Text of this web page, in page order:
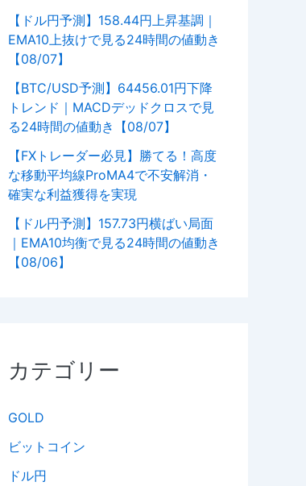
【ドル円予測】158.44円上昇基調｜
EMA10上抜けで見る24時間の値動き
【08/07】
【BTC/USD予測】64456.01円下降
トレンド｜MACDデッドクロスで見
る24時間の値動き【08/07】
【FXトレーダー必見】勝てる！高度
な移動平均線ProMA4で不安解消・
確実な利益獲得を実現
【ドル円予測】157.73円横ばい局面
｜EMA10均衡で見る24時間の値動き
【08/06】
カテゴリー
GOLD
ビットコイン
ドル円